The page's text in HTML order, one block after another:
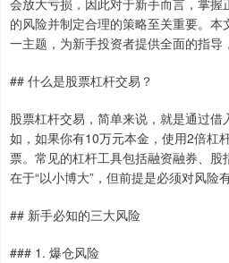
会放大亏损，因此对于新手而言，掌握
的风险并制定合理的策略至关重要。本
一主题，为新手投资者提供全面的指导
## 什么是股票杠杆交易？
股票杠杆交易，简单来说，就是通过
如，如果你有10万元本金，使用2倍杠
票。常见的杠杆工具包括融资融券、
在于“以小博大”，但前提是必须对风险
## 新手必知的三大风险
### 1. 爆仓风险